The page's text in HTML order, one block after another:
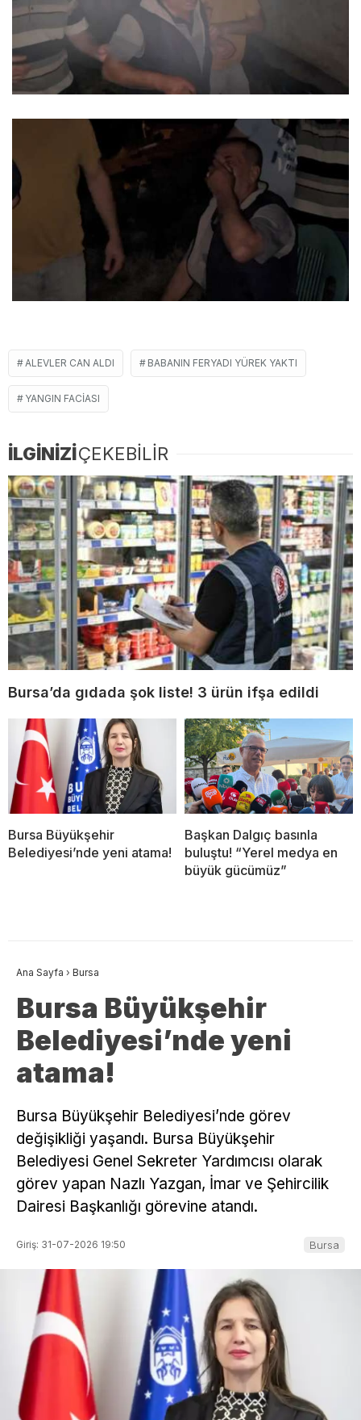
ALEVLER CAN ALDI BABANIN FERYADI YÜREK YAKTI
YANGIN FACIASI
İLGİNİZİÇEKEBİLİR
Bursa’da gıdada şok liste! 3 ürün ifşa edildi
Bursa Büyükşehir
Belediyesi’nde yeni atama!
Başkan Dalgıç basınla
buluştu! “Yerel medya en
büyük gücümüz”
Ana Sayfa › Bursa
Bursa Büyükşehir
Belediyesi’nde yeni
atama!
Bursa Büyükşehir Belediyesi’nde görev
değişikliği yaşandı. Bursa Büyükşehir
Belediyesi Genel Sekreter Yardımcısı olarak
görev yapan Nazlı Yazgan, İmar ve Şehircilik
Dairesi Başkanlığı görevine atandı.
Giriş: 31-07-2026 19:50 Bursa